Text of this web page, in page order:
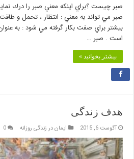
صبر چيست ؟براي اينكه معني صبر را درك
صبر مي تواند به معني : انتظار ، تحمل و
بيشتر براي صفت بكار گرفته مي شود : به عنوان
است . صبر …
بیشتر بخوانید »
هدف زندگی
آگوست 6, 2015 ایمان در زندگی روزانه 0